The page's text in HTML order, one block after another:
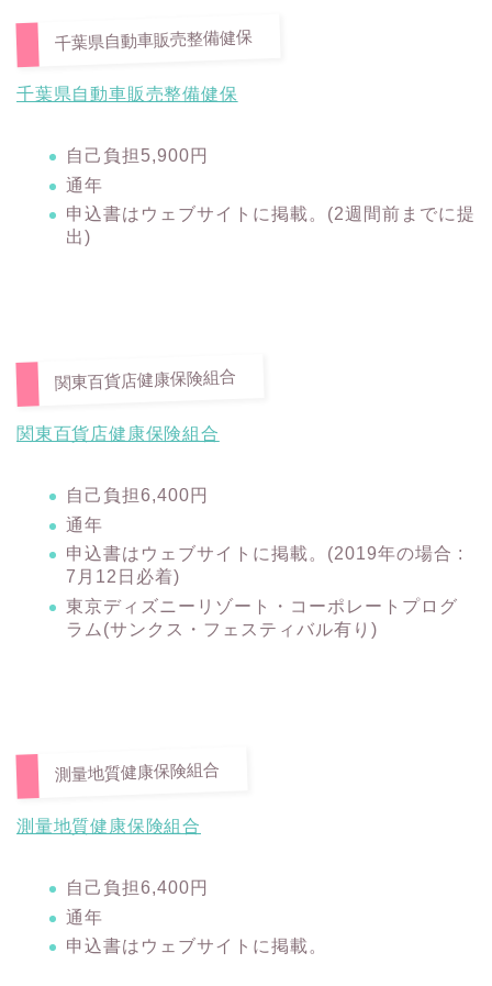
千葉県自動車販売整備健保
千葉県自動車販売整備健保
自己負担5,900円
通年
申込書はウェブサイトに掲載。(2週間前までに提
出)
関東百貨店健康保険組合
関東百貨店健康保険組合
自己負担6,400円
通年
申込書はウェブサイトに掲載。(2019年の場合 :
7月12日必着)
東京ディズニーリゾート・コーポレートプログ
ラム(サンクス・フェスティバル有り)
測量地質健康保険組合
測量地質健康保険組合
自己負担6,400円
通年
申込書はウェブサイトに掲載。